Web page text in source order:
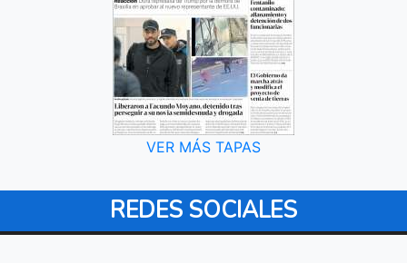
VER MÁS TAPAS
REDES SOCIALES